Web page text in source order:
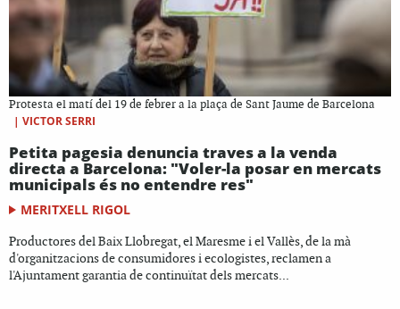
Protesta el matí del 19 de febrer a la plaça de Sant Jaume de Barcelona
| VICTOR SERRI
Petita pagesia denuncia traves a la venda
directa a Barcelona: "Voler-la posar en mercats
municipals és no entendre res"
MERITXELL RIGOL
Productores del Baix Llobregat, el Maresme i el Vallès, de la mà
d'organitzacions de consumidores i ecologistes, reclamen a
l'Ajuntament garantia de continuïtat dels mercats...